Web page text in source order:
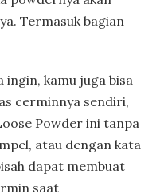
Termasuk bagian
ingin, kamu juga bisa
cerminnya sendiri,
Powder ini tanpa
atau dengan kata
dapat membuat
saat